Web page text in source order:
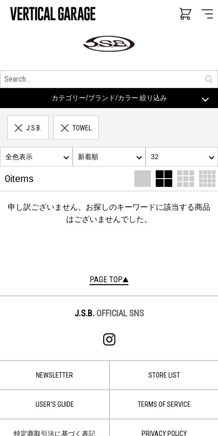
カテゴリー/ブランド/カラー 絞り込み
J.S.B. TOWEL
0items
全色表示 新着順 32
申し訳ございません。お探しのキーワードに該当する商品
はございませんでした。
PAGE TOP
J.S.B. OFFICIAL SNS
NEWSLETTER STORE LIST
USER'S GUIDE TERMS OF SERVICE
特定商取引法に基づく表記 PRIVACY POLICY